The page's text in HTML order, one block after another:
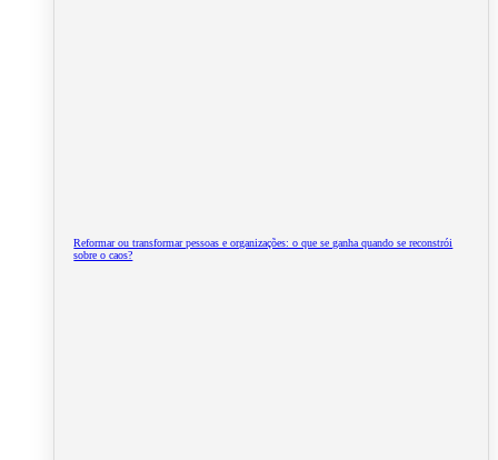
Reformar ou transformar pessoas e organizações: o que se ganha quando se reconstrói
sobre o caos?